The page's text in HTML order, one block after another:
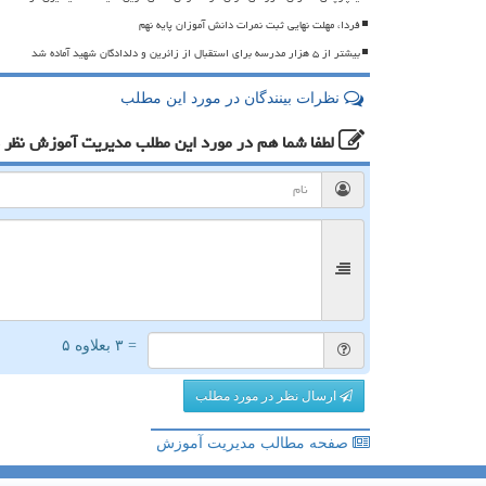
فردا، مهلت نهایی ثبت نمرات دانش آموزان پایه نهم
بیشتر از ۵ هزار مدرسه برای استقبال از زائرین و دلدادگان شهید آماده شد
نظرات بینندگان در مورد این مطلب
لطفا شما همدر مورد این مطلب مدیریت آموزش
= ۳ بعلاوه ۵
ارسال نظر در مورد مطلب
صفحه مطالب مدیریت آموزش